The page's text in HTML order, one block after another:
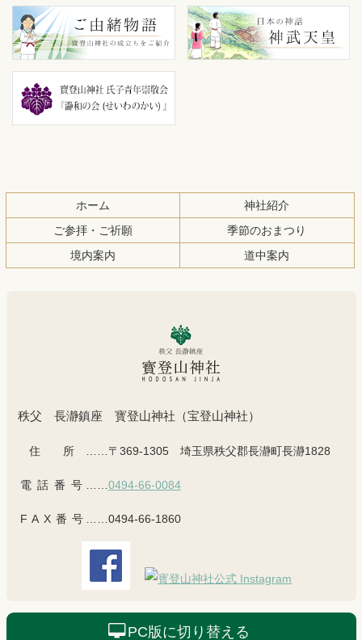
ツ
本
文
の
先
頭
へ
戻
ホーム
神社紹介
ご参拝・ご祈願
季節のおまつり
境内案内
道中案内
秩父 長瀞鎮座 寳登山神社（宝登山神社）
住所……〒369-1305 埼玉県秩父郡長瀞町長瀞1828
電話番号……0494-66-0084
FAX番号……0494-66-1860
PC版に切り替える